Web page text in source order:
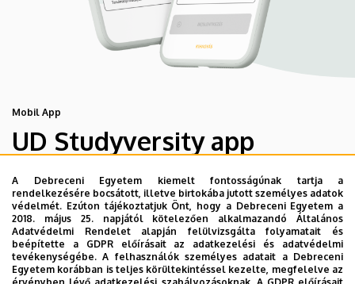
Mobil App
UD Studyversity app
Engedd meg, hogy figyelmedbe ajánljuk a Debreceni
Egyetem új applikációját, melyet hallgatói számára
készített. Az alkalmazás bevezetésével célunk, hogy
segítsünk eligazodni az egyetemi mindennapokban, a
tanulmányaiddal kapcsolatban gyorsan elérhető
A Debreceni Egyetem kiemelt fontosságúnak tartja a
rendelkezésére bocsátott, illetve birtokába jutott személyes adatok
védelmét. Ezúton tájékoztatjuk Önt, hogy a Debreceni Egyetem a
2018. május 25. napjától kötelezően alkalmazandó Általános
Adatvédelmi Rendelet alapján felülvizsgálta folyamatait és
beépítette a GDPR előírásait az adatkezelési és adatvédelmi
tevékenységébe. A felhasználók személyes adatait a Debreceni
Egyetem korábban is teljes körültekintéssel kezelte, megfelelve az